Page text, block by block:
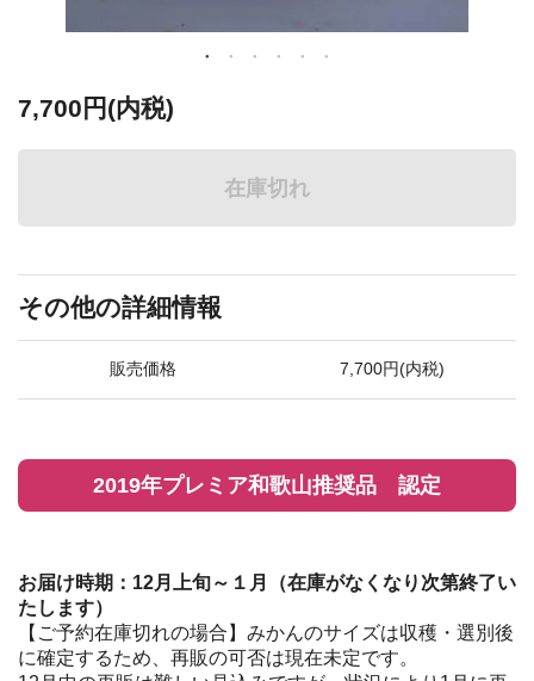
7,700円(内税)
在庫切れ
その他の詳細情報
販売価格 7,700円(内税)
2019年プレミア和歌山推奨品 認定
お届け時期：12月上旬～１月（在庫がなくなり次第終了い
たします）
【ご予約在庫切れの場合】みかんのサイズは収穫・選別後
に確定するため、再販の可否は現在未定です。